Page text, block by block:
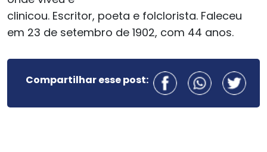
clinicou. Escritor, poeta e folclorista. Faleceu
em 23 de setembro de 1902, com 44 anos.
Compartilhar esse post: